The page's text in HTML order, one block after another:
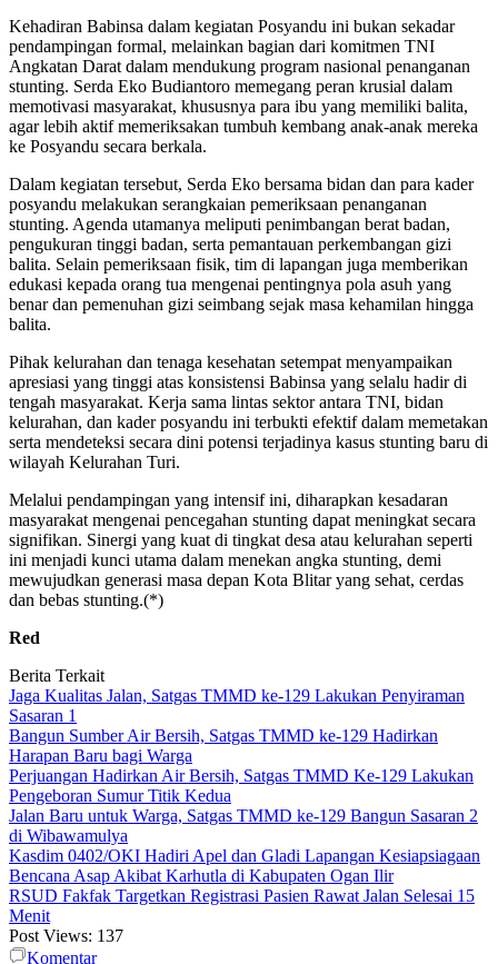
Kehadiran Babinsa dalam kegiatan Posyandu ini bukan sekadar
pendampingan formal, melainkan bagian dari komitmen TNI
Angkatan Darat dalam mendukung program nasional penanganan
stunting. Serda Eko Budiantoro memegang peran krusial dalam
memotivasi masyarakat, khususnya para ibu yang memiliki balita,
agar lebih aktif memeriksakan tumbuh kembang anak-anak mereka
ke Posyandu secara berkala.
Dalam kegiatan tersebut, Serda Eko bersama bidan dan para kader
posyandu melakukan serangkaian pemeriksaan penanganan
stunting. Agenda utamanya meliputi penimbangan berat badan,
pengukuran tinggi badan, serta pemantauan perkembangan gizi
balita. Selain pemeriksaan fisik, tim di lapangan juga memberikan
edukasi kepada orang tua mengenai pentingnya pola asuh yang
benar dan pemenuhan gizi seimbang sejak masa kehamilan hingga
balita.
Pihak kelurahan dan tenaga kesehatan setempat menyampaikan
apresiasi yang tinggi atas konsistensi Babinsa yang selalu hadir di
tengah masyarakat. Kerja sama lintas sektor antara TNI, bidan
kelurahan, dan kader posyandu ini terbukti efektif dalam memetakan
serta mendeteksi secara dini potensi terjadinya kasus stunting baru di
wilayah Kelurahan Turi.
Melalui pendampingan yang intensif ini, diharapkan kesadaran
masyarakat mengenai pencegahan stunting dapat meningkat secara
signifikan. Sinergi yang kuat di tingkat desa atau kelurahan seperti
ini menjadi kunci utama dalam menekan angka stunting, demi
mewujudkan generasi masa depan Kota Blitar yang sehat, cerdas
dan bebas stunting.(*)
Red
Berita Terkait
Jaga Kualitas Jalan, Satgas TMMD ke-129 Lakukan Penyiraman
Sasaran 1
Bangun Sumber Air Bersih, Satgas TMMD ke-129 Hadirkan
Harapan Baru bagi Warga
Perjuangan Hadirkan Air Bersih, Satgas TMMD Ke-129 Lakukan
Pengeboran Sumur Titik Kedua
Jalan Baru untuk Warga, Satgas TMMD ke-129 Bangun Sasaran 2
di Wibawamulya
Kasdim 0402/OKI Hadiri Apel dan Gladi Lapangan Kesiapsiagaan
Bencana Asap Akibat Karhutla di Kabupaten Ogan Ilir
RSUD Fakfak Targetkan Registrasi Pasien Rawat Jalan Selesai 15
Menit
Post Views: 137
Komentar